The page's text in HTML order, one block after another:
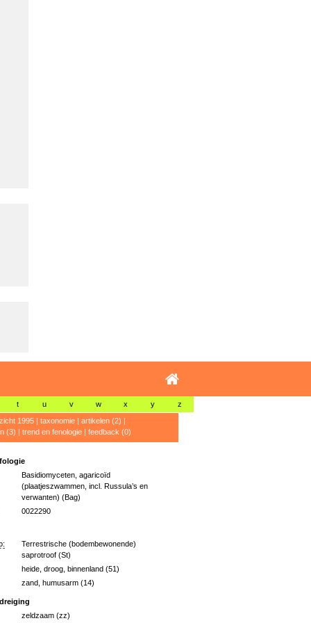
t u v w x y z
1995| taxonomie| artikelen (2) |
(3) | trend en fenologie| feedback (0)
Basidiomyceten, agaricoïd
(plaatjeszwammen, incl. Russula’s en
verwanten) (Bag)
0022290
Terrestrische (bodembewonende)
saprotroof (St)
heide, droog, binnenland (51)
zand, humusarm (14)
zeldzaam (zz)